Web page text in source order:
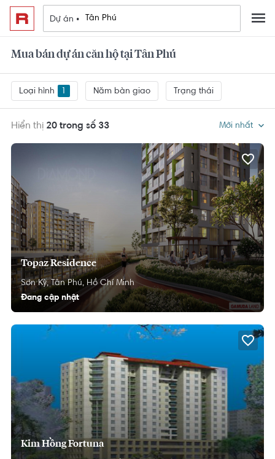
Dự án •
Mua bán dự án căn hộ tại Tân Phú
Loại hình 1 Năm bàn giao Trạng thái
Hiển thị 20 trong số 33 Mới nhất
Topaz Residence
Sơn Kỳ, Tân Phú, Hồ Chí Minh
Đang cập nhật
Kim Hồng Fortuna